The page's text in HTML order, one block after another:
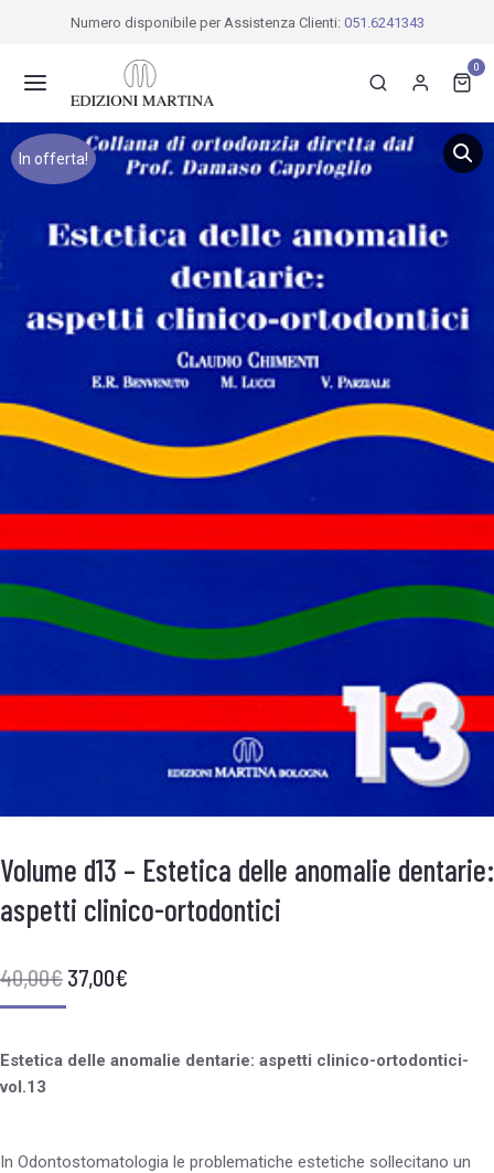
Numero disponibile per Assistenza Clienti: 051.6241343
0
In offerta!
Volume d13 – Estetica delle anomalie dentarie:
aspetti clinico-ortodontici
40,00€ 37,00€
Estetica delle anomalie dentarie: aspetti clinico-ortodontici-
vol.13
In Odontostomatologia le problematiche estetiche sollecitano un